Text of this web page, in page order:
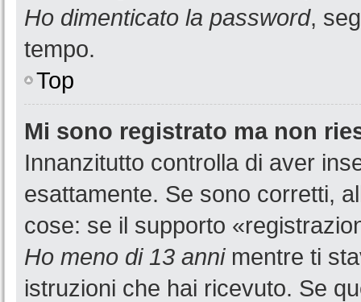
Ho dimenticato la password,
tempo.
Top
Mi sono registrato ma non
Innanzitutto controlla di aver
esattamente. Se sono corretti,
cose: se il supporto
Ho meno di 13 annimentre ti
istruzioni che hai ricevuto. Se